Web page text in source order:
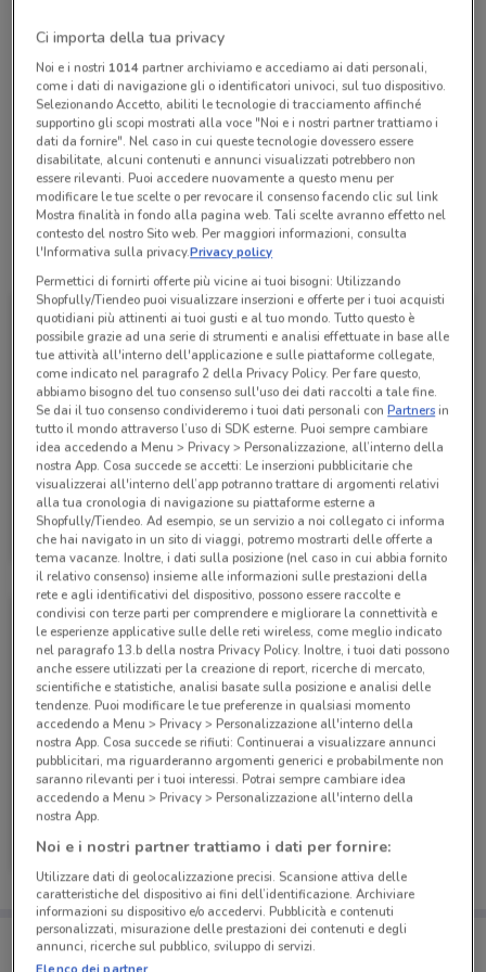
Lunedì n.d.
Martedì n.d.
Mercoledì n.d.
Giovedì n.d.
Venerdì n.d.
Sabato n.d.
Domenica n.d.
095 7867574
Cc Etnapolis
Tutte le promozioni di questo negozio
Geox
Scade domani 6.4 km
Geox
Porta DoveConviene sempre con te!
Puoi trovare le migliori offerte dei negozi vicino a te,
Ci importa della tua privacy
Noi e i nostri 1014partner archiviamo e accediamo ai dati personali,
come i dati di navigazione gli o identificatori univoci, sul tuo dispositivo.
Selezionando Accetto, abiliti le tecnologie di tracciamento affinché
supportino gli scopi mostrati alla voce "Noi e i nostri partner trattiamo i
dati da fornire". Nel caso in cui queste tecnologie dovessero essere
disabilitate, alcuni contenuti e annunci visualizzati potrebbero non
essere rilevanti. Puoi accedere nuovamente a questo menu per
modificare le tue scelte o per revocare il consenso facendo clic sul link
Mostra finalità in fondo alla pagina web. Tali scelte avranno effetto nel
contesto del nostro Sito web. Per maggiori informazioni, consulta
l'Informativa sulla privacy.Privacy policy
Permettici di fornirti offerte più vicine ai tuoi bisogni: Utilizzando
Shopfully/Tiendeo puoi visualizzare inserzioni e offerte per i tuoi acquisti
quotidiani più attinenti ai tuoi gusti e al tuo mondo. Tutto questo è
possibile grazie ad una serie di strumenti e analisi effettuate in base alle
tue attività all'interno dell'applicazione e sulle piattaforme collegate,
come indicato nel paragrafo 2 della Privacy Policy. Per fare questo,
abbiamo bisogno del tuo consenso sull'uso dei dati raccolti a tale fine.
Se dai il tuo consenso condivideremo i tuoi dati personali conPartnersin
tutto il mondo attraverso l’uso di SDK esterne. Puoi sempre cambiare
idea accedendo a Menu > Privacy > Personalizzazione, all’interno della
nostra App. Cosa succede se accetti: Le inserzioni pubblicitarie che
visualizzerai all'interno dell’app potranno trattare di argomenti relativi
alla tua cronologia di navigazione su piattaforme esterne a
Shopfully/Tiendeo. Ad esempio, se un servizio a noi collegato ci informa
che hai navigato in un sito di viaggi, potremo mostrarti delle offerte a
tema vacanze. Inoltre, i dati sulla posizione (nel caso in cui abbia fornito
il relativo consenso) insieme alle informazioni sulle prestazioni della
rete e agli identificativi del dispositivo, possono essere raccolte e
condivisi con terze parti per comprendere e migliorare la connettività e
le esperienze applicative sulle delle reti wireless, come meglio indicato
nel paragrafo 13.b della nostra Privacy Policy. Inoltre, i tuoi dati possono
anche essere utilizzati per la creazione di report, ricerche di mercato,
scientifiche e statistiche, analisi basate sulla posizione e analisi delle
tendenze. Puoi modificare le tue preferenze in qualsiasi momento
accedendo a Menu > Privacy > Personalizzazione all'interno della
nostra App. Cosa succede se rifiuti: Continuerai a visualizzare annunci
pubblicitari, ma riguarderanno argomenti generici e probabilmente non
saranno rilevanti per i tuoi interessi. Potrai sempre cambiare idea
accedendo a Menu > Privacy > Personalizzazione all'interno della
nostra App.
Noi e i nostri partner trattiamo i dati per fornire:
Utilizzare dati di geolocalizzazione precisi. Scansione attiva delle
caratteristiche del dispositivo ai fini dell’identificazione. Archiviare
informazioni su dispositivo e/o accedervi. Pubblicità e contenuti
personalizzati, misurazione delle prestazioni dei contenuti e degli
annunci, ricerche sul pubblico, sviluppo di servizi.